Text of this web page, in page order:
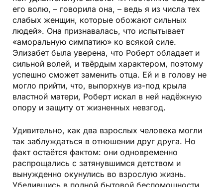
его волю, – говорила она, – ведь я из числа тех
слабых женщин, которые обожают сильных
людей». Она признавалась, что испытывает
«аморальную симпатию» ко всякой силе.
Элизабет была уверена, что Роберт обладает и
сильной волей, и твёрдым характером, поэтому
успешно сможет заменить отца. Ей и в голову не
могло прийти, что, выпорхнув из-под крыла
властной матери, Роберт искал в ней надёжную
опору и защиту от жизненных невзгод.
Удивительно, как два взрослых человека могли
так заблуждаться в отношении друг друга. Но
факт остаётся фактом: они одновременно
распрощались с затянувшимся детством и
вынужденно окунулись во взрослую жизнь.
Убедившись в полной бытовой беспомощности